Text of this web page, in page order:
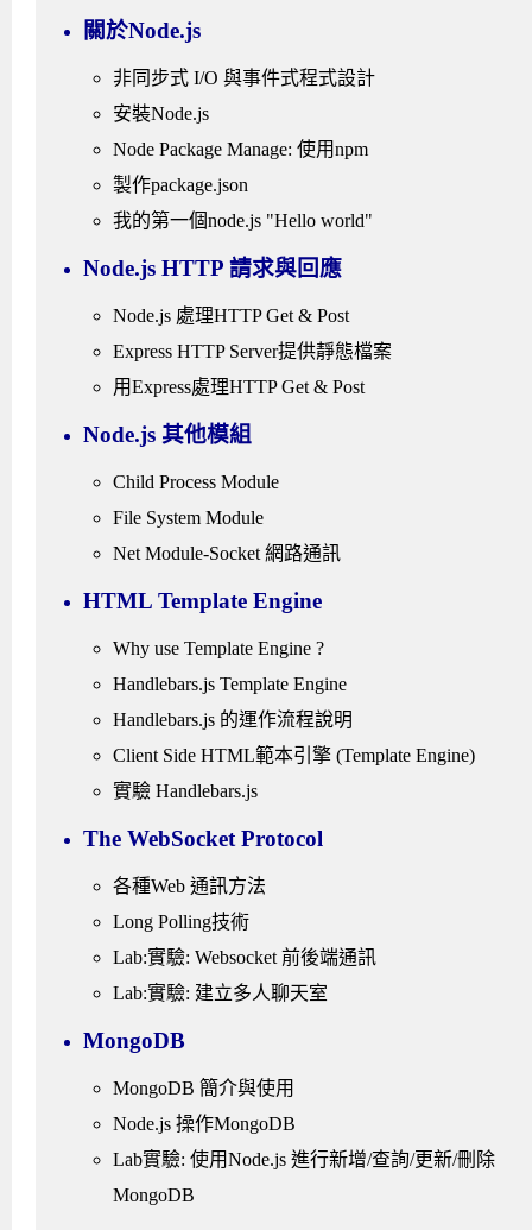
關於Node.js
非同步式 I/O 與事件式程式設計
安裝Node.js
Node Package Manage: 使用npm
製作package.json
我的第一個node.js "Hello world"
Node.js HTTP 請求與回應
Node.js 處理HTTP Get & Post
Express HTTP Server提供靜態檔案
用Express處理HTTP Get & Post
Node.js 其他模組
Child Process Module
File System Module
Net Module-Socket 網路通訊
HTML Template Engine
Why use Template Engine ?
Handlebars.js Template Engine
Handlebars.js 的運作流程說明
Client Side HTML範本引擎 (Template Engine)
實驗 Handlebars.js
The WebSocket Protocol
各種Web 通訊方法
Long Polling技術
Lab:實驗: Websocket 前後端通訊
Lab:實驗: 建立多人聊天室
MongoDB
MongoDB 簡介與使用
Node.js 操作MongoDB
Lab實驗: 使用Node.js 進行新增/查詢/更新/刪除
MongoDB